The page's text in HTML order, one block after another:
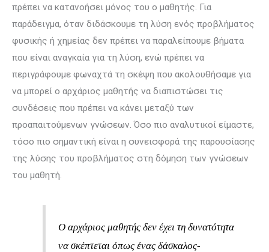
πρέπει να κατανοήσει μόνος του ο μαθητής. Για
παράδειγμα, όταν διδάσκουμε τη λύση ενός προβλήματος
φυσικής ή χημείας δεν πρέπει να παραλείπουμε βήματα
που είναι αναγκαία για τη λύση, ενώ πρέπει να
περιγράφουμε φωναχτά τη σκέψη που ακολουθή­σαμε για
να μπορεί ο αρχάριος μαθητής να διαπιστώσει τις
συνδέσεις που πρέπει να κάνει μεταξύ των
προαπαιτούμενων γνώσεων. Όσο πιο αναλυτικοί είμαστε,
τόσο πιο σημαντική είναι η συνεισφορά της παρουσίασης
της λύσης του προβλήματος στη δόμηση των γνώσεων
του μαθητή.
O αρχάριος μαθητής δεν έχει τη δυνατότητα
να σκέπτεται όπως ένας δάσκαλος-